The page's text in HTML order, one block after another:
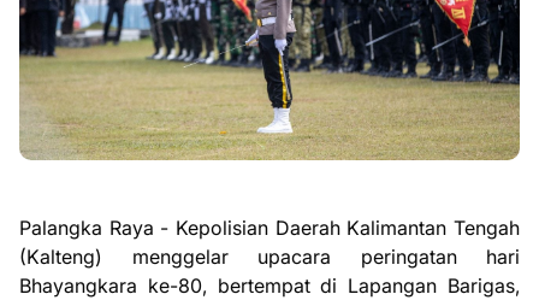
Palangka Raya - Kepolisian Daerah Kalimantan Tengah
(Kalteng) menggelar upacara peringatan hari
Bhayangkara ke-80, bertempat di Lapangan Barigas,